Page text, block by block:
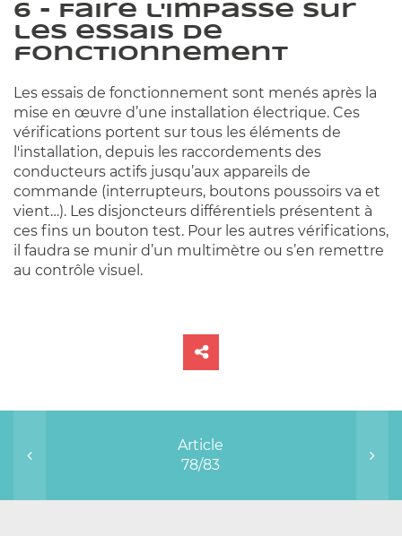
6 - Faire l'impasse sur
les essais de
fonctionnement
Les essais de fonctionnement sont menés après la
mise en œuvre d’une installation électrique. Ces
vérifications portent sur tous les éléments de
l'installation, depuis les raccordements des
conducteurs actifs jusqu’aux appareils de
commande (interrupteurs, boutons poussoirs va et
vient…). Les disjoncteurs différentiels présentent à
ces fins un bouton test. Pour les autres vérifications,
il faudra se munir d’un multimètre ou s’en remettre
au contrôle visuel.
Article
78/83